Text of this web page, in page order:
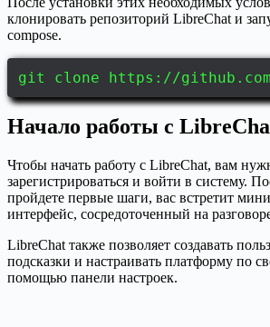
клонировать репозиторий LibreChat и
compose.
git clone https://
Начало работы с
Чтобы начать работу с LibreChat, вам
зарегистрироваться и войти в систему.
пройдете первые шаги, вас встретит
интерфейс, сосредоточенный на
LibreChat также позволяет создавать
подсказки и настраивать платформу по
помощью панели настроек.